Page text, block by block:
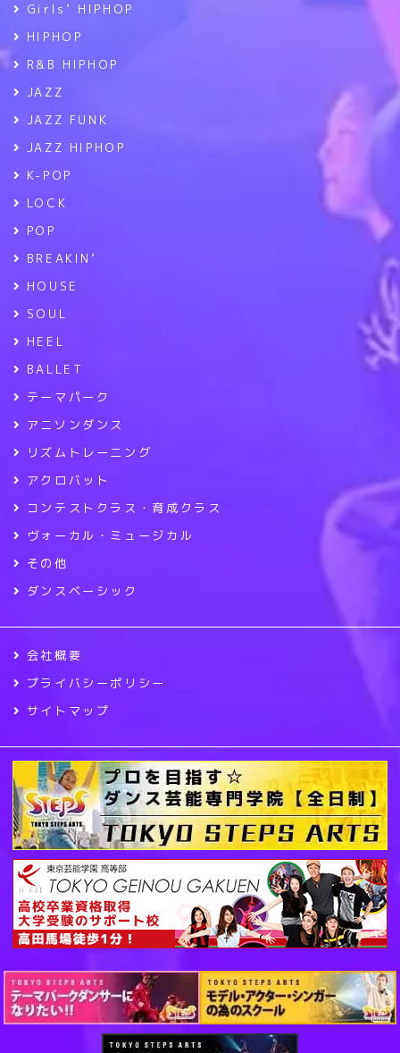
Girls’ HIPHOP
HIPHOP
R&B HIPHOP
JAZZ
JAZZ FUNK
JAZZ HIPHOP
K-POP
LOCK
POP
BREAKIN’
HOUSE
SOUL
HEEL
BALLET
テーマパーク
アニソンダンス
リズムトレーニング
アクロバット
コンテストクラス・育成クラス
ヴォーカル・ミュージカル
その他
ダンスベーシック
会社概要
プライバシーポリシー
サイトマップ